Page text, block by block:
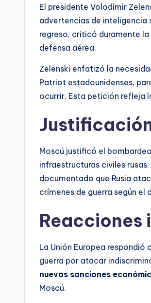
El presidente Volodímir
advertencias de inteligencia
regreso, criticó duramente
defensa aérea.
Zelenski enfatizó la
Patriot estadounidenses,
ocurrir. Esta petición refleja
Moscú justificó el
infraestructuras civiles
documentado que Rusia
crímenes de guerra según el
La Unión Europea
guerra por atacar
nuevas sanciones
Moscú.